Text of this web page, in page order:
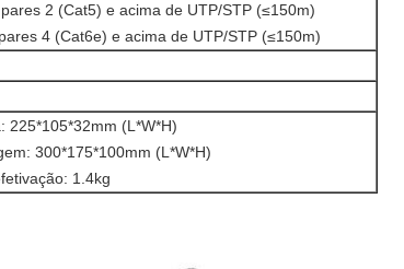
2 (Cat5) e acima de UTP/STP (≤150m)
4 (Cat6e) e acima de UTP/STP (≤150m)
225*105*32mm (L*W*H)
300*175*100mm (L*W*H)
1.4kg